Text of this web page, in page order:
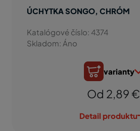
ÚCHYTKA SONGO, CHRÓM
Katalógové číslo: 4374
Skladom: Áno
varianty
Od 2,89 €
Detail produktu